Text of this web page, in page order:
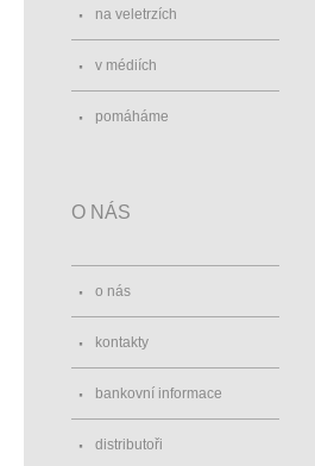
na veletrzích
v médiích
pomáháme
O NÁS
o nás
kontakty
bankovní informace
distributoři